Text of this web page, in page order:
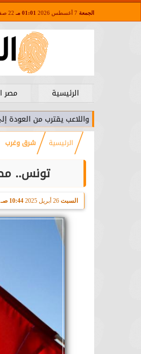
الجمعة 01:01 مـ 22 صفر 1448
الرئيسية مصر
واللاعب يقترب من العودة إلى القاهرة
الرئيسية شرق وغرب
تونس..
السبت 26 أبريل 2025 10:44 صـ